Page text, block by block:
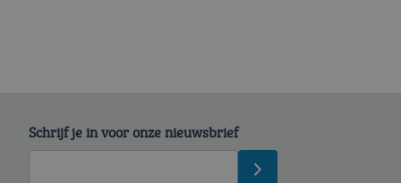
Schrijf je in voor onze nieuwsbrief